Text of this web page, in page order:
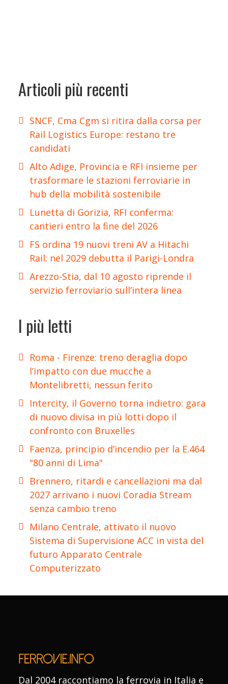
Articoli più recenti
SNCF, Cma Cgm si ritira dalla corsa per
Rail Logistics Europe: restano tre
candidati
Alto Adige, Provincia e RFI insieme per
trasformare le stazioni ferroviarie in
hub della mobilità sostenibile
Lunetta di Gorizia, RFI conferma:
cantieri entro la fine del 2026
FS ordina 19 nuovi treni AV a Hitachi
Rail: nel 2029 debutta il Parigi-Londra
Arezzo-Stia, dal 10 agosto riprende il
servizio ferroviario sull’intera linea
I più letti
Roma - Firenze: treno deraglia dopo
l’impatto con due mucche a
Montelibretti, nessun ferito
Intercity, il Governo torna indietro: gara
di nuovo divisa in più lotti dopo il
confronto con Bruxelles
Faenza, principio d’incendio per la E.464
"80 anni di Lima"
Brennero, ritardi e cancellazioni ma dal
2027 arrivano i nuovi Coradia Stream
senza cambio treno
Milano Centrale, attivato il nuovo
Sistema di Supervisione ACC in vista del
futuro Apparato Centrale
Computerizzato
Dal 2004 raccontiamo la ferrovia in Italia e